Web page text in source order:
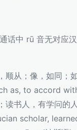
话中 rū 音无对应
顺从；像，如同；
as, to accord
读书人，有学问的
scholar,